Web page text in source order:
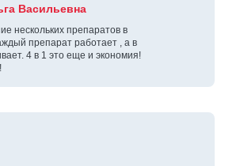
Васильевна
нескольких препаратов в
препарат работает , а в
4 в 1 это еще и экономия!